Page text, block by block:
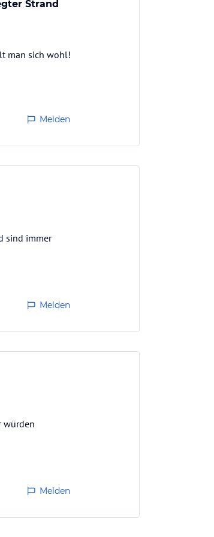
Strand
man sich wohl!
Melden
sind immer
Melden
würden
Melden